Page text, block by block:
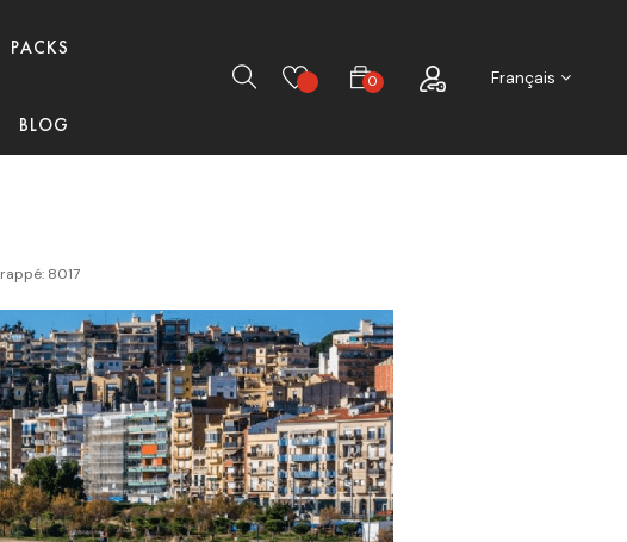
PACKS
BLOG
Chercher
0 Français
8017